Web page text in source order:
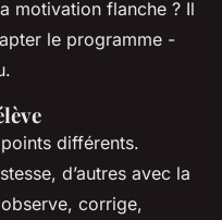
motivation flanche ? Il
le programme -
différents.
d’autres avec la
corrige,